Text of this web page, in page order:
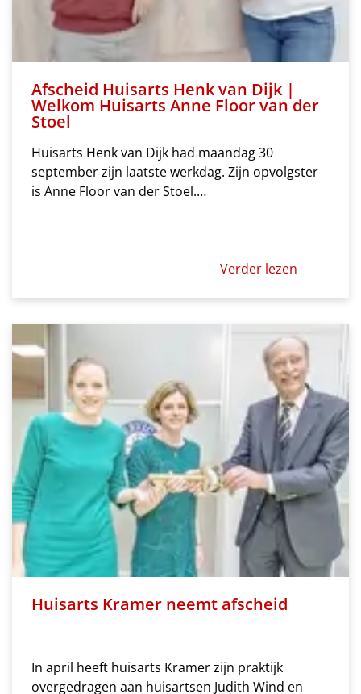
Afscheid Huisarts Henk van Dijk |
Welkom Huisarts Anne Floor van der
Stoel
Huisarts Henk van Dijk had maandag 30
september zijn laatste werkdag. Zijn opvolgster
is Anne Floor van der Stoel.…
Verder lezen
Huisarts Kramer neemt afscheid
In april heeft huisarts Kramer zijn praktijk
overgedragen aan huisartsen Judith Wind en